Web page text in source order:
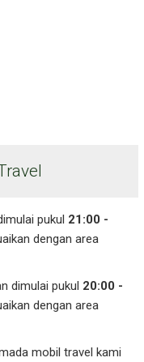
pukul 21:00 -
dengan area
dimulai pukul 20:00 -
dengan area
mobil travel kami